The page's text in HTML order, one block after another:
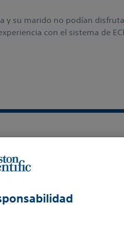
y su marido no podían
con el sistema de
Historia de Peter